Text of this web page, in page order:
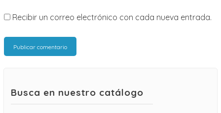
Recibir un correo electrónico con cada nueva entrada.
Busca en nuestro catálogo